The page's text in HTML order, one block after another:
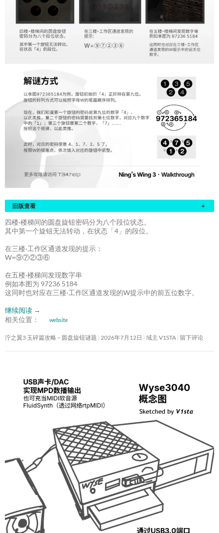
旧版查看 +
四楼·楼梯间的圆盘旋钮密码分为八个段位状态。
其中第一个旋钮无法转动，在状态「4」的段位。
在三楼·工作区通道发现的提示：
W=⑨⑦②③⑥
在五楼·楼梯间发现数字串
例如本图为 97236 5184
这同时也对应在三楼·工作区通道发现的W提示中的前五位数字。
继续阅读 →
相关位置：
website
泞之翼3 玉碎篇攻略 – 圆盘旋钮谜题 2026年7月12日 域主 V1STA 留下评论